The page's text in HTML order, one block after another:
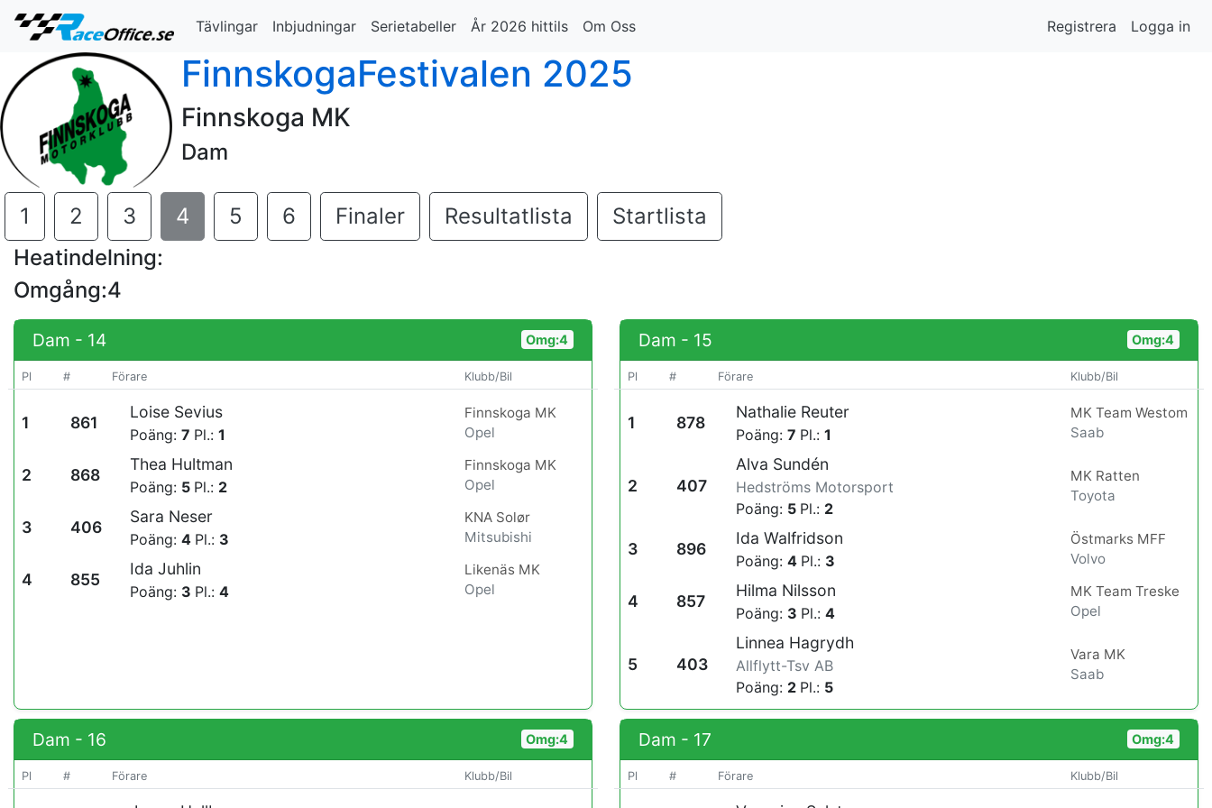
Tävlingar Inbjudningar Serietabeller År 2026 hittils Om Oss Registrera Logga in
FinnskogaFestivalen 2025
Finnskoga MK
Dam
1 2 3 4 5 6 Finaler Resultatlista
Startlista
Heatindelning:
Omgång:4
Dam - 14 Omg:4
Pl # Förare Klubb/Bil
1 861
Loise Sevius
Poäng: 7 Pl.: 1
Finnskoga MK
Opel
2 868
Thea Hultman
Poäng: 5 Pl.: 2
Finnskoga MK
Opel
3 406
Sara Neser
Poäng: 4 Pl.: 3
KNA Solør
Mitsubishi
4 855
Ida Juhlin
Poäng: 3 Pl.: 4
Likenäs MK
Opel
Dam - 15 Omg:4
Pl # Förare Klubb/Bil
1 878
Nathalie Reuter
Poäng: 7 Pl.: 1
MK Team Westom
Saab
2 407
Alva Sundén
Hedströms Motorsport
Poäng: 5 Pl.: 2
MK Ratten
Toyota
3 896
Ida Walfridson
Poäng: 4 Pl.: 3
Östmarks MFF
Volvo
4 857
Hilma Nilsson
Poäng: 3 Pl.: 4
MK Team Treske
Opel
5 403
Linnea Hagrydh
Allflytt-Tsv AB
Poäng: 2 Pl.: 5
Vara MK
Saab
Dam - 16 Omg:4
Pl # Förare Klubb/Bil
Dam - 17 Omg:4
Pl # Förare Klubb/Bil